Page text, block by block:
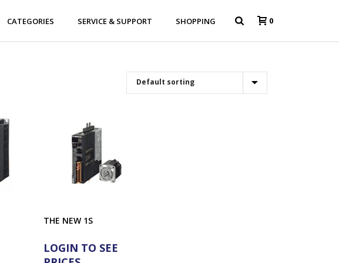
CATEGORIES SERVICE & SUPPORT SHOPPING 0
THE NEW 1S
LOGIN TO SEE